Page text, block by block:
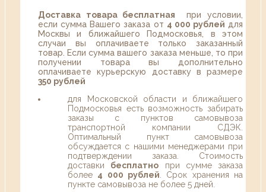
Доставка товара бесплатная при условии,
если сумма Вашего заказа от 4 000 рублей для
Москвы и ближайшего Подмосковья, в этом
случаи вы оплачиваете только заказанный
товар. Если сумма вашего заказа меньше, то при
получении товара вы дополнительно
оплачиваете курьерскую доставку в размере
350 рублей
для Московской области и ближайшего
Подмосковья есть возможность забирать
заказы с пунктов самовывоза
транспортной компании СДЭК.
Оптимальный пункт самовывоза
обсуждается с нашими менеджерами при
подтверждении заказа. Стоимость
доставки бесплатно при сумме заказа
более 4 000 рублей . Срок хранения на
пункте самовывоза не более 5 дней.